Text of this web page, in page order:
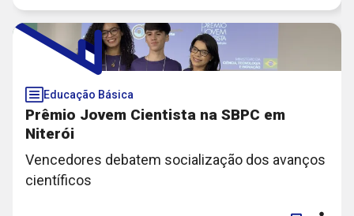
Educação Básica
Prêmio Jovem Cientista na SBPC em
Niterói
Vencedores debatem socialização dos avanços
científicos